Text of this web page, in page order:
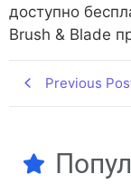
доступно
Brush & Blade
Previous